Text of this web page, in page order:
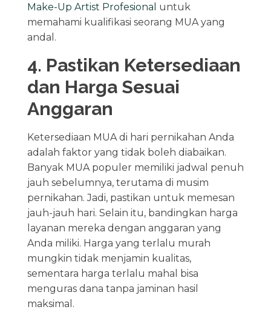
Make-Up Artist Profesional untuk
memahami kualifikasi seorang MUA yang
andal.
4. Pastikan Ketersediaan
dan Harga Sesuai
Anggaran
Ketersediaan MUA di hari pernikahan Anda
adalah faktor yang tidak boleh diabaikan.
Banyak MUA populer memiliki jadwal penuh
jauh sebelumnya, terutama di musim
pernikahan. Jadi, pastikan untuk memesan
jauh-jauh hari. Selain itu, bandingkan harga
layanan mereka dengan anggaran yang
Anda miliki. Harga yang terlalu murah
mungkin tidak menjamin kualitas,
sementara harga terlalu mahal bisa
menguras dana tanpa jaminan hasil
maksimal.